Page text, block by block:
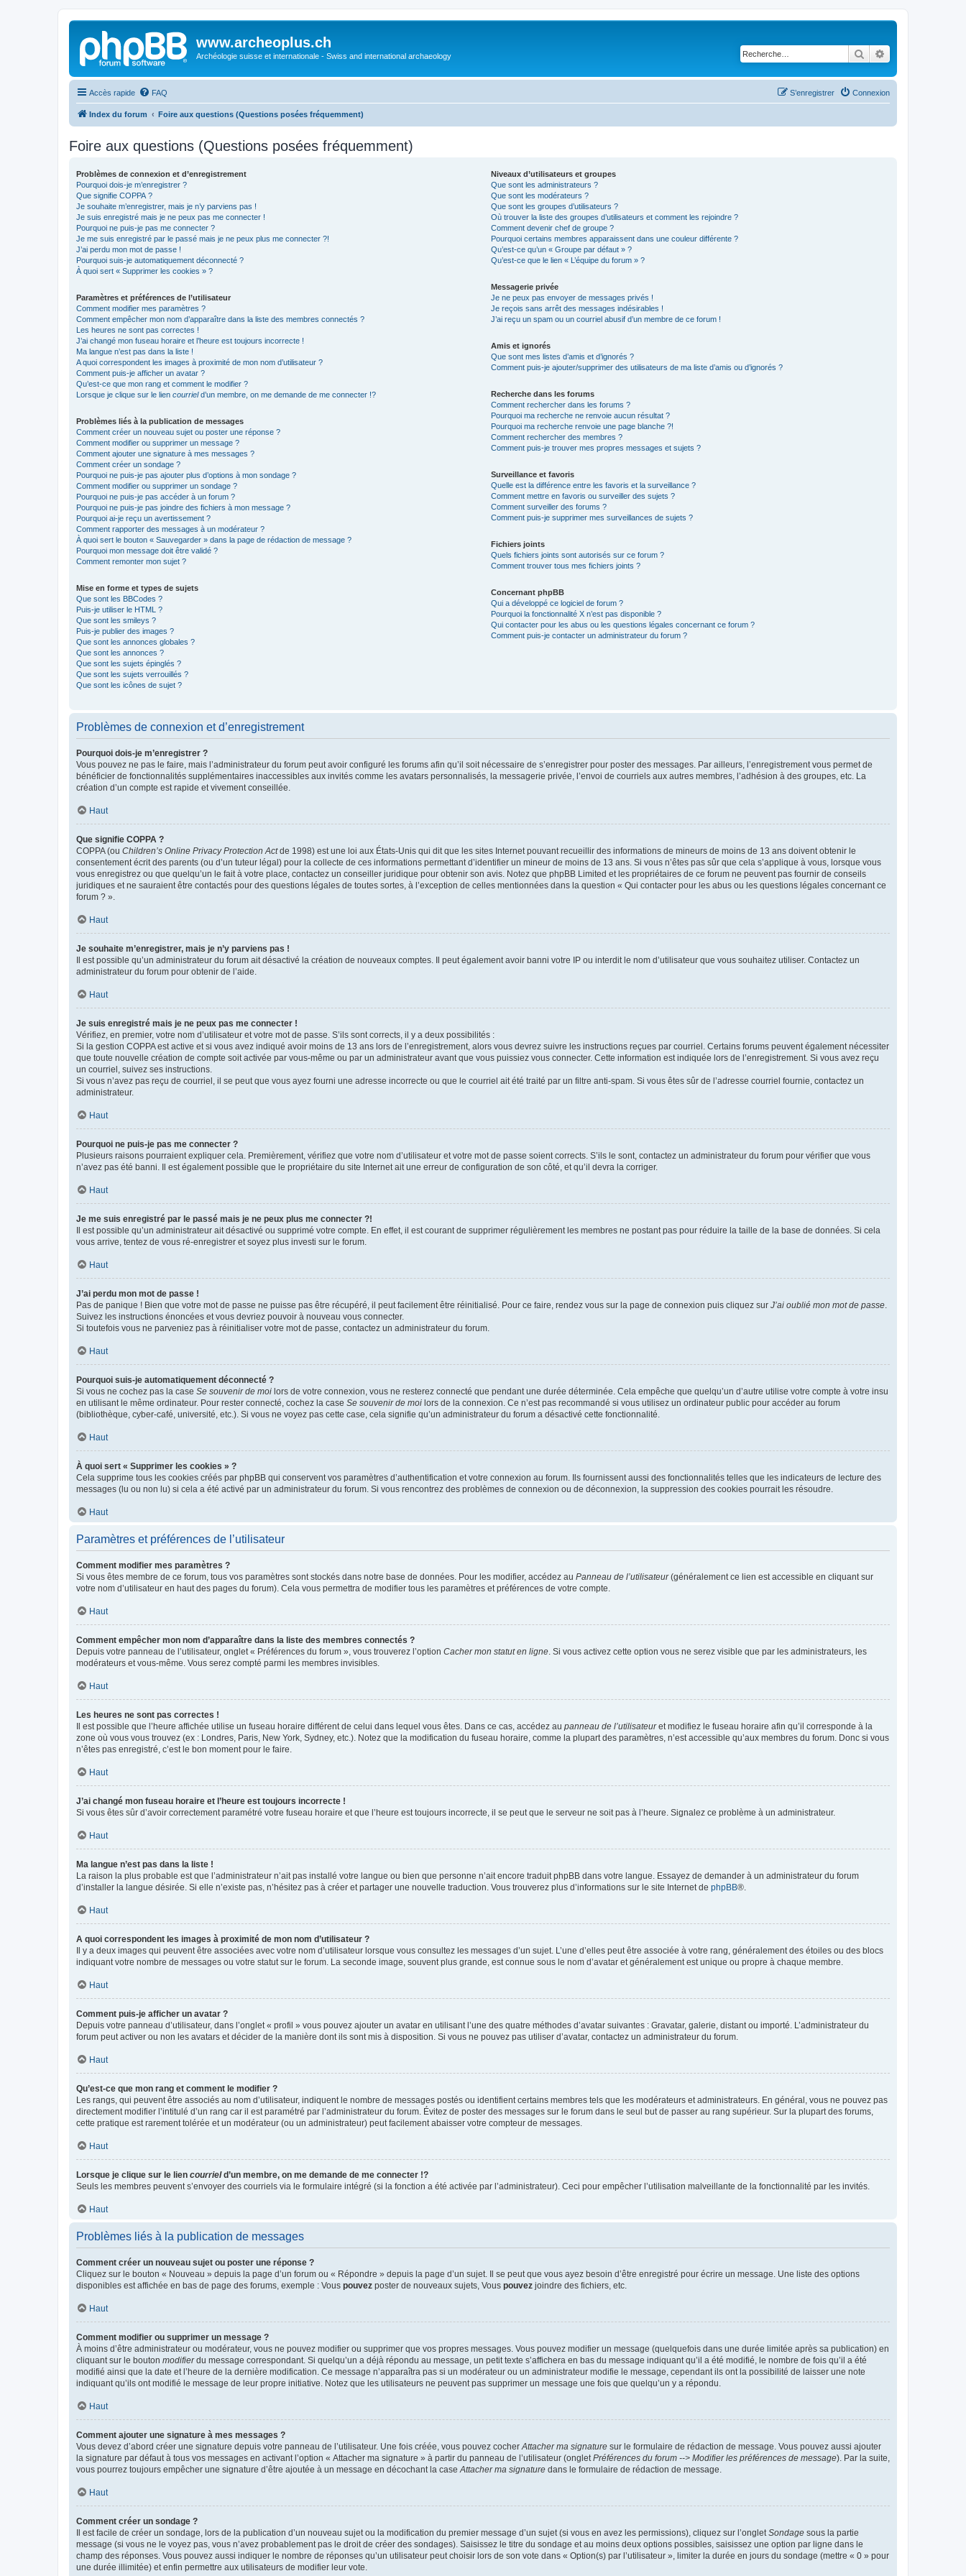
www.archeoplus.ch
Archéologie suisse et internationale - Swiss and international archaeology Rechercher
Accès rapide FAQ Connexion
S’enregistrer
Index du forum Foire aux questions (Questions posées fréquemment)
Foire aux questions (Questions posées fréquemment)
Problèmes de connexion et d’enregistrement
Pourquoi dois-je m’enregistrer ?
Que signifie COPPA ?
Je souhaite m’enregistrer, mais je n’y parviens pas !
Je suis enregistré mais je ne peux pas me connecter !
Pourquoi ne puis-je pas me connecter ?
Je me suis enregistré par le passé mais je ne peux plus me connecter ?!
J’ai perdu mon mot de passe !
Pourquoi suis-je automatiquement déconnecté ?
À quoi sert « Supprimer les cookies » ?
Paramètres et préférences de l’utilisateur
Comment modifier mes paramètres ?
Comment empêcher mon nom d’apparaître dans la liste des membres connectés ?
Les heures ne sont pas correctes !
J’ai changé mon fuseau horaire et l’heure est toujours incorrecte !
Ma langue n’est pas dans la liste !
A quoi correspondent les images à proximité de mon nom d’utilisateur ?
Comment puis-je afficher un avatar ?
Qu’est-ce que mon rang et comment le modifier ?
Lorsque je clique sur le lien courrield’un membre, on me demande de me connecter !?
Problèmes liés à la publication de messages
Comment créer un nouveau sujet ou poster une réponse ?
Comment modifier ou supprimer un message ?
Comment ajouter une signature à mes messages ?
Comment créer un sondage ?
Pourquoi ne puis-je pas ajouter plus d’options à mon sondage ?
Comment modifier ou supprimer un sondage ?
Pourquoi ne puis-je pas accéder à un forum ?
Pourquoi ne puis-je pas joindre des fichiers à mon message ?
Pourquoi ai-je reçu un avertissement ?
Comment rapporter des messages à un modérateur ?
À quoi sert le bouton « Sauvegarder » dans la page de rédaction de message ?
Pourquoi mon message doit être validé ?
Comment remonter mon sujet ?
Mise en forme et types de sujets
Que sont les BBCodes ?
Puis-je utiliser le HTML ?
Que sont les smileys ?
Puis-je publier des images ?
Que sont les annonces globales ?
Que sont les annonces ?
Que sont les sujets épinglés ?
Que sont les sujets verrouillés ?
Que sont les icônes de sujet ?
Niveaux d’utilisateurs et groupes
Que sont les administrateurs ?
Que sont les modérateurs ?
Que sont les groupes d’utilisateurs ?
Où trouver la liste des groupes d’utilisateurs et comment les rejoindre ?
Comment devenir chef de groupe ?
Pourquoi certains membres apparaissent dans une couleur différente ?
Qu’est-ce qu’un « Groupe par défaut » ?
Qu’est-ce que le lien « L’équipe du forum » ?
Messagerie privée
Je ne peux pas envoyer de messages privés !
Je reçois sans arrêt des messages indésirables !
J’ai reçu un spam ou un courriel abusif d’un membre de ce forum !
Amis et ignorés
Que sont mes listes d’amis et d’ignorés ?
Comment puis-je ajouter/supprimer des utilisateurs de ma liste d’amis ou d’ignorés ?
Recherche dans les forums
Comment rechercher dans les forums ?
Pourquoi ma recherche ne renvoie aucun résultat ?
Pourquoi ma recherche renvoie une page blanche ?!
Comment rechercher des membres ?
Comment puis-je trouver mes propres messages et sujets ?
Surveillance et favoris
Quelle est la différence entre les favoris et la surveillance ?
Comment mettre en favoris ou surveiller des sujets ?
Comment surveiller des forums ?
Comment puis-je supprimer mes surveillances de sujets ?
Fichiers joints
Quels fichiers joints sont autorisés sur ce forum ?
Comment trouver tous mes fichiers joints ?
Concernant phpBB
Qui a développé ce logiciel de forum ?
Pourquoi la fonctionnalité X n’est pas disponible ?
Qui contacter pour les abus ou les questions légales concernant ce forum ?
Comment puis-je contacter un administrateur du forum ?
Problèmes de connexion et d’enregistrement
Pourquoi dois-je m’enregistrer ?
Vous pouvez ne pas le faire, mais l’administrateur du forum peut avoir configuré les forums afin qu’il soit nécessaire de s’enregistrer pour poster des messages. Par ailleurs, l’enregistrement vous permet de
bénéficier de fonctionnalités supplémentaires inaccessibles aux invités comme les avatars personnalisés, la messagerie privée, l’envoi de courriels aux autres membres, l’adhésion à des groupes, etc. La
création d’un compte est rapide et vivement conseillée.
Haut
Que signifie COPPA ?
COPPA (ou Children’s Online Privacy Protection Actde 1998) est une loi aux États-Unis qui dit que les sites Internet pouvant recueillir des informations de mineurs de moins de 13 ans doivent obtenir le
consentement écrit des parents (ou d’un tuteur légal) pour la collecte de ces informations permettant d’identifier un mineur de moins de 13 ans. Si vous n’êtes pas sûr que cela s’applique à vous, lorsque vous
vous enregistrez ou que quelqu’un le fait à votre place, contactez un conseiller juridique pour obtenir son avis. Notez que phpBB Limited et les propriétaires de ce forum ne peuvent pas fournir de conseils
juridiques et ne sauraient être contactés pour des questions légales de toutes sortes, à l’exception de celles mentionnées dans la question « Qui contacter pour les abus ou les questions légales concernant ce
forum ? ».
Haut
Je souhaite m’enregistrer, mais je n’y parviens pas !
Il est possible qu’un administrateur du forum ait désactivé la création de nouveaux comptes. Il peut également avoir banni votre IP ou interdit le nom d’utilisateur que vous souhaitez utiliser. Contactez un
administrateur du forum pour obtenir de l’aide.
Haut
Je suis enregistré mais je ne peux pas me connecter !
Vérifiez, en premier, votre nom d’utilisateur et votre mot de passe. S’ils sont corrects, il y a deux possibilités :
Si la gestion COPPA est active et si vous avez indiqué avoir moins de 13 ans lors de l’enregistrement, alors vous devrez suivre les instructions reçues par courriel. Certains forums peuvent également nécessiter
que toute nouvelle création de compte soit activée par vous-même ou par un administrateur avant que vous puissiez vous connecter. Cette information est indiquée lors de l’enregistrement. Si vous avez reçu
un courriel, suivez ses instructions.
Si vous n’avez pas reçu de courriel, il se peut que vous ayez fourni une adresse incorrecte ou que le courriel ait été traité par un filtre anti-spam. Si vous êtes sûr de l’adresse courriel fournie, contactez un
administrateur.
Haut
Pourquoi ne puis-je pas me connecter ?
Plusieurs raisons pourraient expliquer cela. Premièrement, vérifiez que votre nom d’utilisateur et votre mot de passe soient corrects. S’ils le sont, contactez un administrateur du forum pour vérifier que vous
n’avez pas été banni. Il est également possible que le propriétaire du site Internet ait une erreur de configuration de son côté, et qu’il devra la corriger.
Haut
Je me suis enregistré par le passé mais je ne peux plus me connecter ?!
Il est possible qu’un administrateur ait désactivé ou supprimé votre compte. En effet, il est courant de supprimer régulièrement les membres ne postant pas pour réduire la taille de la base de données. Si cela
vous arrive, tentez de vous ré-enregistrer et soyez plus investi sur le forum.
Haut
J’ai perdu mon mot de passe !
Pas de panique ! Bien que votre mot de passe ne puisse pas être récupéré, il peut facilement être réinitialisé. Pour ce faire, rendez vous sur la page de connexion puis cliquez sur J’ai oublié mon mot de passe
Suivez les instructions énoncées et vous devriez pouvoir à nouveau vous connecter.
Si toutefois vous ne parveniez pas à réinitialiser votre mot de passe, contactez un administrateur du forum.
Haut
Pourquoi suis-je automatiquement déconnecté ?
Si vous ne cochez pas la case Se souvenir de moi lors de votre connexion, vous ne resterez connecté que pendant une durée déterminée. Cela empêche que quelqu’un d’autre utilise votre compte à votre insu
en utilisant le même ordinateur. Pour rester connecté, cochez la case Se souvenir de moi lors de la connexion. Ce n’est pas recommandé si vous utilisez un ordinateur public pour accéder au forum
(bibliothèque, cyber-café, université, etc.). Si vous ne voyez pas cette case, cela signifie qu’un administrateur du forum a désactivé cette fonctionnalité.
Haut
À quoi sert « Supprimer les cookies » ?
Cela supprime tous les cookies créés par phpBB qui conservent vos paramètres d’authentification et votre connexion au forum. Ils fournissent aussi des fonctionnalités telles que les indicateurs de lecture des
messages (lu ou non lu) si cela a été activé par un administrateur du forum. Si vous rencontrez des problèmes de connexion ou de déconnexion, la suppression des cookies pourrait les résoudre.
Haut
Paramètres et préférences de l’utilisateur
Comment modifier mes paramètres ?
Si vous êtes membre de ce forum, tous vos paramètres sont stockés dans notre base de données. Pour les modifier, accédez au Panneau de l’utilisateur(généralement ce lien est accessible en cliquant sur
votre nom d’utilisateur en haut des pages du forum). Cela vous permettra de modifier tous les paramètres et préférences de votre compte.
Haut
Comment empêcher mon nom d’apparaître dans la liste des membres connectés ?
Depuis votre panneau de l’utilisateur, onglet « Préférences du forum », vous trouverez l’option Cacher mon statut en ligne . Si vous activez cette option vous ne serez visible que par les administrateurs, les
modérateurs et vous-même. Vous serez compté parmi les membres invisibles.
Haut
Les heures ne sont pas correctes !
Il est possible que l’heure affichée utilise un fuseau horaire différent de celui dans lequel vous êtes. Dans ce cas, accédez au panneau de l’utilisateuret modifiez le fuseau horaire afin qu’il corresponde à la
zone où vous vous trouvez (ex : Londres, Paris, New York, Sydney, etc.). Notez que la modification du fuseau horaire, comme la plupart des paramètres, n’est accessible qu’aux membres du forum. Donc si vous
n’êtes pas enregistré, c’est le bon moment pour le faire.
Haut
J’ai changé mon fuseau horaire et l’heure est toujours incorrecte !
Si vous êtes sûr d’avoir correctement paramétré votre fuseau horaire et que l’heure est toujours incorrecte, il se peut que le serveur ne soit pas à l’heure. Signalez ce problème à un administrateur.
Haut
Ma langue n’est pas dans la liste !
La raison la plus probable est que l’administrateur n’ait pas installé votre langue ou bien que personne n’ait encore traduit phpBB dans votre langue. Essayez de demander à un administrateur du forum
d’installer la langue désirée. Si elle n’existe pas, n’hésitez pas à créer et partager une nouvelle traduction. Vous trouverez plus d’informations sur le site Internet de phpBB®.
Haut
A quoi correspondent les images à proximité de mon nom d’utilisateur ?
Il y a deux images qui peuvent être associées avec votre nom d’utilisateur lorsque vous consultez les messages d’un sujet. L’une d’elles peut être associée à votre rang, généralement des étoiles ou des blocs
indiquant votre nombre de messages ou votre statut sur le forum. La seconde image, souvent plus grande, est connue sous le nom d’avatar et généralement est unique ou propre à chaque membre.
Haut
Comment puis-je afficher un avatar ?
Depuis votre panneau d’utilisateur, dans l’onglet « profil » vous pouvez ajouter un avatar en utilisant l’une des quatre méthodes d’avatar suivantes : Gravatar, galerie, distant ou importé. L’administrateur du
forum peut activer ou non les avatars et décider de la manière dont ils sont mis à disposition. Si vous ne pouvez pas utiliser d’avatar, contactez un administrateur du forum.
Haut
Qu’est-ce que mon rang et comment le modifier ?
Les rangs, qui peuvent être associés au nom d’utilisateur, indiquent le nombre de messages postés ou identifient certains membres tels que les modérateurs et administrateurs. En général, vous ne pouvez pas
directement modifier l’intitulé d’un rang car il est paramétré par l’administrateur du forum. Évitez de poster des messages sur le forum dans le seul but de passer au rang supérieur. Sur la plupart des forums,
cette pratique est rarement tolérée et un modérateur (ou un administrateur) peut facilement abaisser votre compteur de messages.
Haut
Lorsque je clique sur le lien courrield’un membre, on me demande de me connecter !?
Seuls les membres peuvent s’envoyer des courriels via le formulaire intégré (si la fonction a été activée par l’administrateur). Ceci pour empêcher l’utilisation malveillante de la fonctionnalité par les invités.
Haut
Problèmes liés à la publication de messages
Comment créer un nouveau sujet ou poster une réponse ?
Cliquez sur le bouton « Nouveau » depuis la page d’un forum ou « Répondre » depuis la page d’un sujet. Il se peut que vous ayez besoin d’être enregistré pour écrire un message. Une liste des options
disponibles est affichée en bas de page des forums, exemple : Vous pouvez poster de nouveaux sujets, Vous pouvez joindre des fichiers, etc.
Haut
Comment modifier ou supprimer un message ?
À moins d’être administrateur ou modérateur, vous ne pouvez modifier ou supprimer que vos propres messages. Vous pouvez modifier un message (quelquefois dans une durée limitée après sa publication) en
cliquant sur le bouton modifierdu message correspondant. Si quelqu’un a déjà répondu au message, un petit texte s’affichera en bas du message indiquant qu’il a été modifié, le nombre de fois qu’il a été
modifié ainsi que la date et l’heure de la dernière modification. Ce message n’apparaîtra pas si un modérateur ou un administrateur modifie le message, cependant ils ont la possibilité de laisser une note
indiquant qu’ils ont modifié le message de leur propre initiative. Notez que les utilisateurs ne peuvent pas supprimer un message une fois que quelqu’un y a répondu.
Haut
Comment ajouter une signature à mes messages ?
Vous devez d’abord créer une signature depuis votre panneau de l’utilisateur. Une fois créée, vous pouvez cocher Attacher ma signature sur le formulaire de rédaction de message. Vous pouvez aussi ajouter
la signature par défaut à tous vos messages en activant l’option « Attacher ma signature » à partir du panneau de l’utilisateur (onglet Préférences du forum --> Modifier les préférences de message). Par la suite,
vous pourrez toujours empêcher une signature d’être ajoutée à un message en décochant la case Attacher ma signature dans le formulaire de rédaction de message.
Haut
Comment créer un sondage ?
Il est facile de créer un sondage, lors de la publication d’un nouveau sujet ou la modification du premier message d’un sujet (si vous en avez les permissions), cliquez sur l’onglet Sondage sous la partie
message (si vous ne le voyez pas, vous n’avez probablement pas le droit de créer des sondages). Saisissez le titre du sondage et au moins deux options possibles, saisissez une option par ligne dans le
champ des réponses. Vous pouvez aussi indiquer le nombre de réponses qu’un utilisateur peut choisir lors de son vote dans « Option(s) par l’utilisateur », limiter la durée en jours du sondage (mettre « 0 » pour
une durée illimitée) et enfin permettre aux utilisateurs de modifier leur vote.